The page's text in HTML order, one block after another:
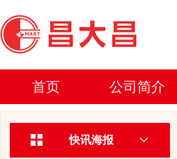
首页 公司简介
快讯海报